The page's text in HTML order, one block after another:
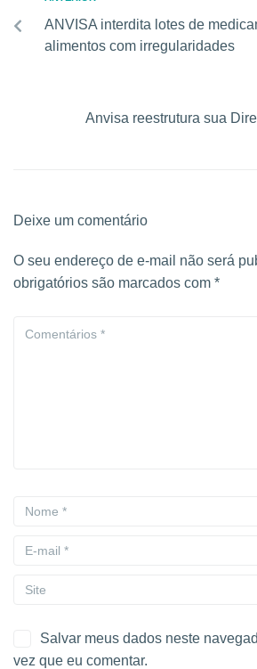
ANVISA interdita lotes de
alimentos com irregularidades
Anvisa reestrutura sua
Deixe um comentário
O seu endereço de e-mail não será
obrigatórios são marcados com *
Salvar meus dados neste
vez que eu comentar.